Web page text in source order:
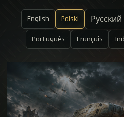
English Polski Русский
Português
Français